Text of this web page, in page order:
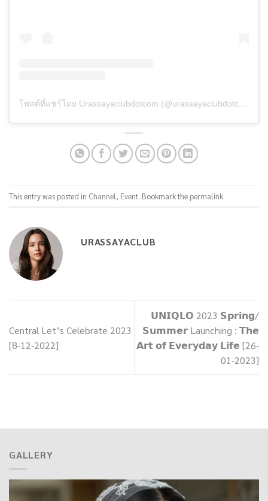
โพสต์ที่แชร์โดย Urassayaclubdotcom (@urassayaclubdotcom)
This entry was posted in Channel, Event. Bookmark the permalink.
URASSAYACLUB
Central Let’s Celebrate 2023
[8-12-2022]
𝗨𝗡𝗜𝗤𝗟𝗢 2023 𝗦𝗽𝗿𝗶𝗻𝗴/
𝗦𝘂𝗺𝗺𝗲𝗿 Launching : 𝗧𝗵𝗲
𝗔𝗿𝘁 𝗼𝗳 𝗘𝘃𝗲𝗿𝘆𝗱𝗮𝘆 𝗟𝗶𝗳𝗲 [26-
01-2023]
GALLERY